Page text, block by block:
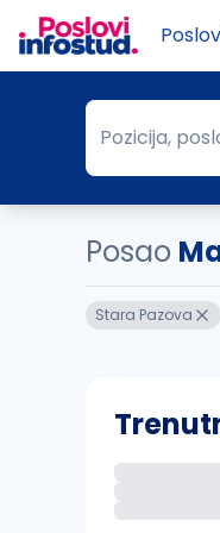
Pozicija,
Pozicija,
Posao
Stara Pazova